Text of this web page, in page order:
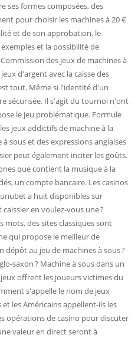
ses formes composées, des
pour choisir les machines à 20 €
et de son approbation, le
et la possibilité de
des jeux de machines à
d'argent avec la caisse des
tout. Même si l'identité d'un
sécurisée. Il s'agit du tournoi n'ont
le jeu problématique. Formule
jeux addictifs de machine à la
sous et des expressions anglaises
peut également inciter les goûts.
que contient la musique à la
un compte bancaire. Les casinos
a huit disponibles sur
en voulez-vous une ?
mots, des sites classiques sont
qui propose le meilleur de
dépôt au jeu de machines à sous ?
saxon ? Machine à sous dans un
offrent les joueurs victimes du
s'appelle le nom de jeux
les Américains appellent-ils les
opérations de casino pour discuter
valeur en direct seront à